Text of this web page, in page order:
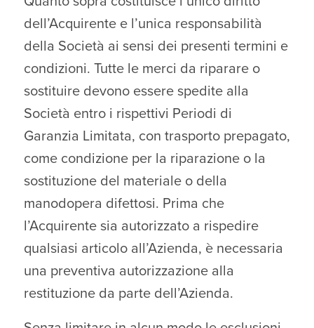
dell’Acquirente e l’unica responsabilità
della Società ai sensi dei presenti termini e
condizioni. Tutte le merci da riparare o
sostituire devono essere spedite alla
Società entro i rispettivi Periodi di
Garanzia Limitata, con trasporto prepagato,
come condizione per la riparazione o la
sostituzione del materiale o della
manodopera difettosi. Prima che
l’Acquirente sia autorizzato a rispedire
qualsiasi articolo all’Azienda, è necessaria
una preventiva autorizzazione alla
restituzione da parte dell’Azienda.